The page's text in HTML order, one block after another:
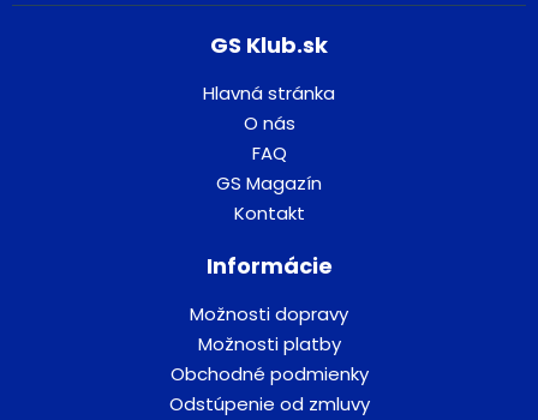
GS Klub.sk
Hlavná stránka
O nás
FAQ
GS Magazín
Kontakt
Informácie
Možnosti dopravy
Možnosti platby
Obchodné podmienky
Odstúpenie od zmluvy